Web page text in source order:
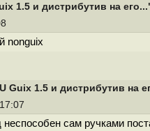
1.5 и дистрибутив на
nonguix
Guix 1.5 и дистрибутив на
сам ручками